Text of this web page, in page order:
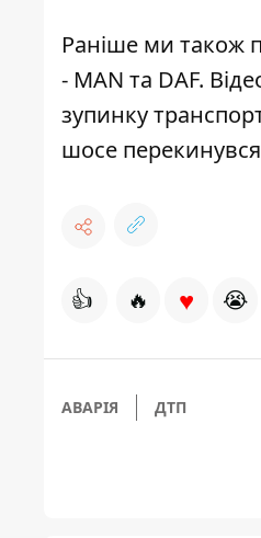
Раніше ми також
- MAN та DAF.
зупинку
шосе
👍 🔥 ♥ 😭
АВАРІЯ ДТП